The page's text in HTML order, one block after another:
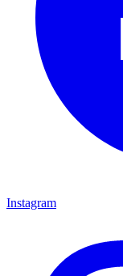
Instagram